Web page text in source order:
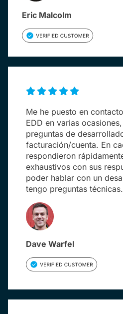
Eric Malcolm
Me he puesto en
EDD en varias
preguntas de
facturación/cuenta. En
respondieron
exhaustivos con sus
poder hablar con un
tengo preguntas técnicas.
Dave Warfel